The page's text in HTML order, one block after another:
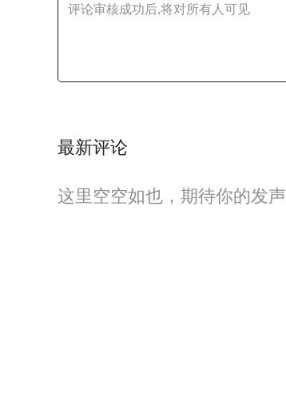
最新评论
这里空空如也，期待你的发声